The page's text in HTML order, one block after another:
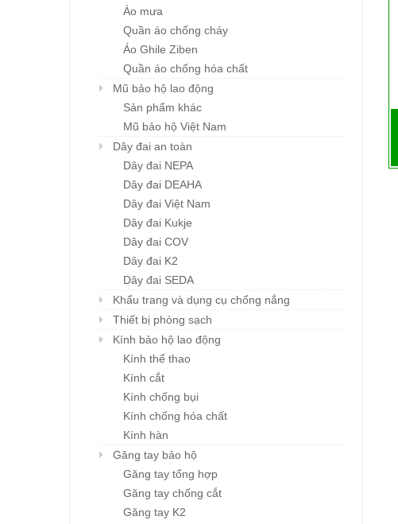
Áo mưa
Quần áo chống cháy
Áo Ghile Ziben
Quần áo chống hóa chất
Mũ bảo hộ lao động
Sản phẩm khác
Mũ bảo hộ Việt Nam
Dây đai an toàn
Dây đai NEPA
Dây đai DEAHA
Dây đai Việt Nam
Dây đai Kukje
Dây đai COV
Dây đai K2
Dây đai SEDA
Khẩu trang và dụng cụ chống nắng
Thiết bị phòng sạch
Kính bảo hộ lao động
Kính thể thao
Kính cắt
Kính chống bụi
Kính chống hóa chất
Kính hàn
Găng tay bảo hộ
Găng tay tổng hợp
Găng tay chống cắt
Găng tay K2
Chi tiết
Khẩu trang đa năng
Giá: liên hệ